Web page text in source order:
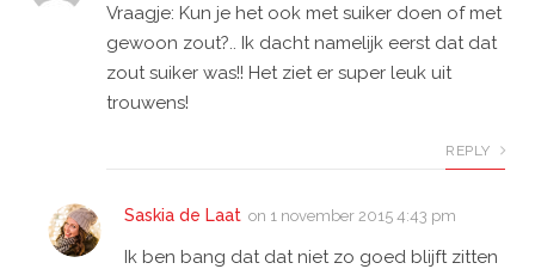
Vraagje: Kun je het ook met suiker doen of met
gewoon zout?.. Ik dacht namelijk eerst dat dat
zout suiker was!! Het ziet er super leuk uit
trouwens!
REPLY
Saskia de Laat on 1 november 2015 4:43 pm
Ik ben bang dat dat niet zo goed blijft zitten